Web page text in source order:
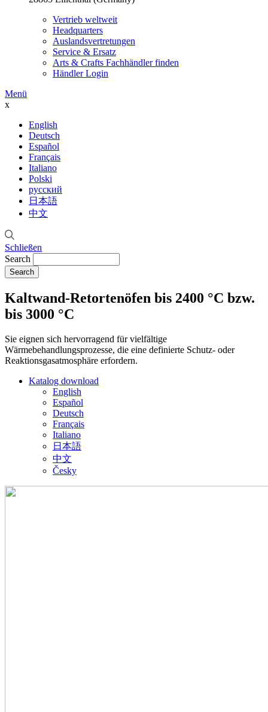
Vertrieb weltweit
Headquarters
Auslandsvertretungen
Service & Ersatz
Arts & Crafts Fachhändler finden
Händler Login
Menü
x
English
Deutsch
Español
Français
Italiano
Polski
русский
日本語
中文
Schließen
Search
Kaltwand-Retortenöfen bis 2400 °C bzw.
bis 3000 °C
Sie eignen sich hervorragend für vielfältige
Wärmebehandlungsprozesse, die eine definierte Schutz- oder
Reaktionsgasatmosphäre erfordern.
Katalog download
English
Español
Deutsch
Français
Italiano
日本語
中文
Česky